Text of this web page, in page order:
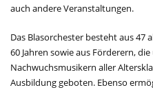
auch andere Veranstaltungen.
Das Blasorchester besteht aus 47
60 Jahren sowie aus Förderern,
Nachwuchsmusikern aller
Ausbildung geboten. Ebenso